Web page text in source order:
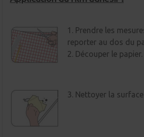
1. Prendre les
reporter au dos du
2. Découper le papier.
3. Nettoyer la